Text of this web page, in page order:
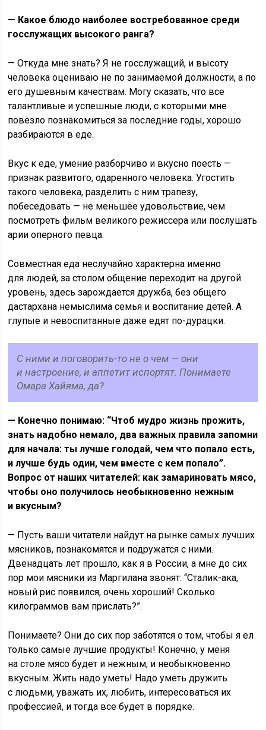
— Какое блюдо наиболее востребованное среди
госслужащих высокого ранга?
— Откуда мне знать? Я не госслужащий, и высоту
человека оцениваю не по занимаемой должности, а по
его душевным качествам. Могу сказать, что все
талантливые и успешные люди, с которыми мне
повезло познакомиться за последние годы, хорошо
разбираются в еде.
Вкус к еде, умение разборчиво и вкусно поесть —
признак развитого, одаренного человека. Угостить
такого человека, разделить с ним трапезу,
побеседовать — не меньшее удовольствие, чем
посмотреть фильм великого режиссера или послушать
арии оперного певца.
Совместная еда неслучайно характерна именно
для людей, за столом общение переходит на другой
уровень, здесь зарождается дружба, без общего
дастархана немыслима семья и воспитание детей. А
глупые и невоспитанные даже едят по-дурацки.
С ними и поговорить-то не о чем — они
и настроение, и аппетит испортят. Понимаете
Омара Хайяма, да?
— Конечно понимаю: “Чтоб мудро жизнь прожить,
знать надобно немало, два важных правила запомни
для начала: ты лучше голодай, чем что попало есть,
и лучше будь один, чем вместе с кем попало”.
Вопрос от наших читателей: как замариновать мясо,
чтобы оно получилось необыкновенно нежным
и вкусным?
— Пусть ваши читатели найдут на рынке самых лучших
мясников, познакомятся и подружатся с ними.
Двенадцать лет прошло, как я в России, а мне до сих
пор мои мясники из Маргилана звонят: “Сталик-ака,
новый рис появился, очень хороший! Сколько
килограммов вам прислать?”.
Понимаете? Они до сих пор заботятся о том, чтобы я ел
только самые лучшие продукты! Конечно, у меня
на столе мясо будет и нежным, и необыкновенно
вкусным. Жить надо уметь! Надо уметь дружить
с людьми, уважать их, любить, интересоваться их
профессией, и тогда все будет в порядке.